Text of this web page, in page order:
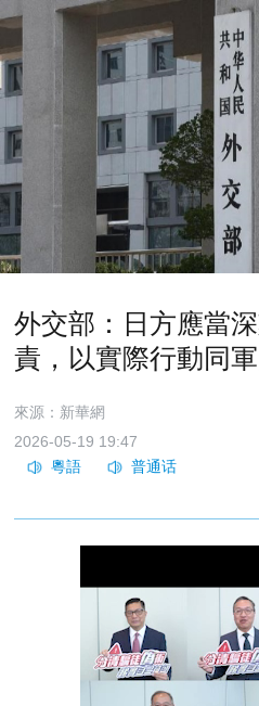
外交部：日方應當
責，以實際行動同
來源：新華網
2026-05-19 19:47